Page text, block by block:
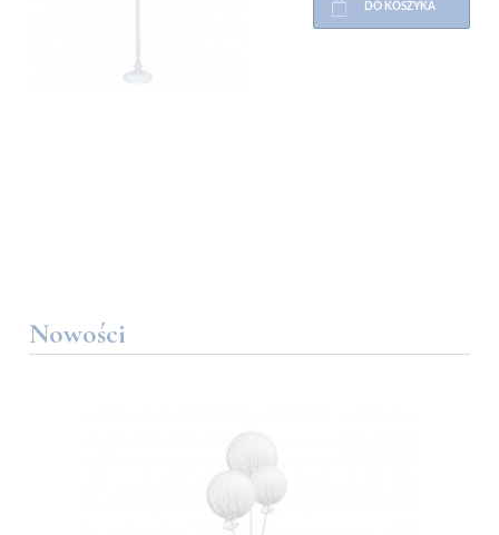
DO KOSZYKA
Nowości